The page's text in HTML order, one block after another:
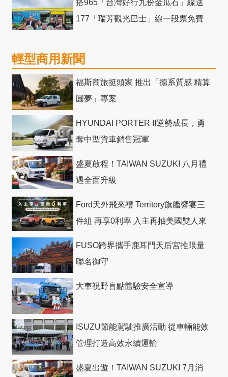
搭965「台灣好行九份金瓜石」線送
177「瑞芳觀光巴士」線一段票免費
輕型商用新聞
福斯商旅挺頭家 推出「德系質感 精算
圓夢」專案
HYUNDAI PORTER II逆勢成長，勇
奪中型貨車銷售冠軍
盛夏啟程！TAIWAN SUZUKI 八月禮
遇全面升級
Ford天外飛來禮 Territory旗艦響宴三
件組 再享0利率 入主再抽美國雙人來
FUSO跨界攜手鹿耳門天后宮推限量
聯名御守
大車視野盲點體驗安全宣導
ISUZU節能駕駛推廣活動 從車輛能效
管理打造高效永續運輸
盛夏出遊！TAIWAN SUZUKI 7月消